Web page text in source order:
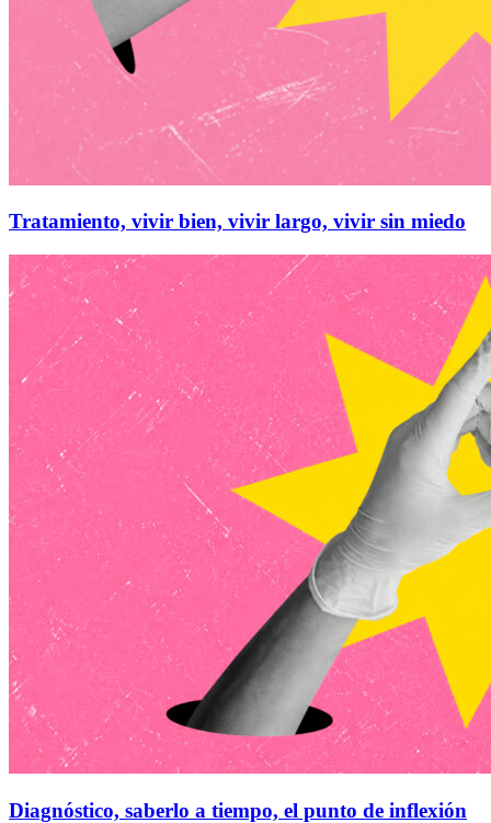
Tratamiento, vivir bien, vivir largo, vivir sin miedo
Diagnóstico, saberlo a tiempo, el punto de inflexión